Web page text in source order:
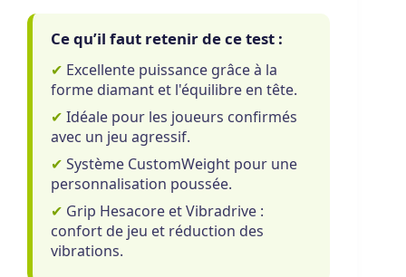
Ce qu’il faut retenir de ce test :
✔ Excellente puissance grâce à la
forme diamant et l'équilibre en tête.
✔ Idéale pour les joueurs confirmés
avec un jeu agressif.
✔ Système CustomWeight pour une
personnalisation poussée.
✔ Grip Hesacore et Vibradrive :
confort de jeu et réduction des
vibrations.